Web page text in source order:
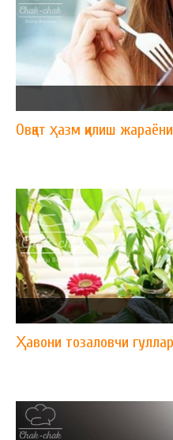
Овқат ҳазм қилиш
Ҳавони тозаловчи гуллар